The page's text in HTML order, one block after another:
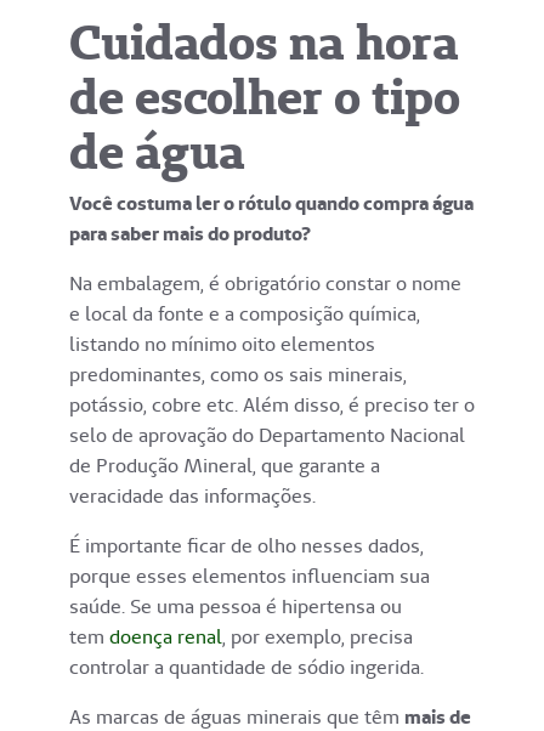
Cuidados na hora
de escolher o tipo
de água
Você costuma ler o rótulo quando compra água
para saber mais do produto?
Na embalagem, é obrigatório constar o nome
e local da fonte e a composição química,
listando no mínimo oito elementos
predominantes, como os sais minerais,
potássio, cobre etc. Além disso, é preciso ter o
selo de aprovação do Departamento Nacional
de Produção Mineral, que garante a
veracidade das informações.
É importante ficar de olho nesses dados,
porque esses elementos influenciam sua
saúde. Se uma pessoa é hipertensa ou
tem doença renal, por exemplo, precisa
controlar a quantidade de sódio ingerida.
As marcas de águas minerais que têm mais de